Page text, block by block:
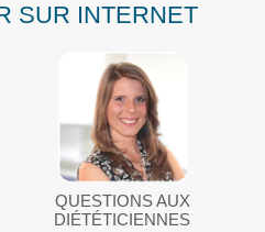
SUR INTERNET
QUESTIONS AUX
DIÉTÉTICIENNES